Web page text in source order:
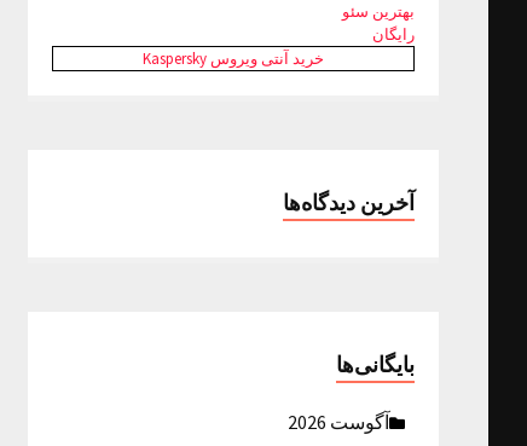
بهترین سئو
رایگان
خرید آنتی ویروس Kaspersky
آخرین دیدگاه‌ها
بایگانی‌ها
آگوست 2026